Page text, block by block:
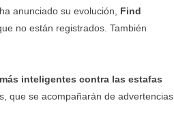
anunciado su evolución, Find
no están registrados. También
inteligentes contra las estafas
que se acompañarán de advertencias